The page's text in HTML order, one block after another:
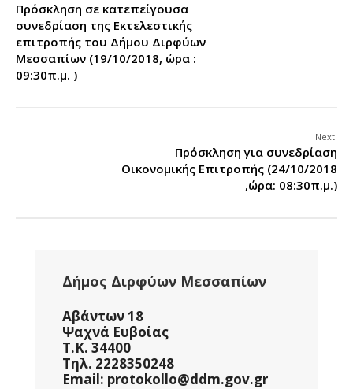
Πρόσκληση σε κατεπείγουσα
συνεδρίαση της Εκτελεστικής
επιτροπής του Δήμου Διρφύων
Μεσσαπίων (19/10/2018, ώρα :
09:30π.μ. )
Next:
Πρόσκληση για συνεδρίαση
Οικονομικής Επιτροπής (24/10/2018
,ώρα: 08:30π.μ.)
Δήμος Διρφύων Μεσσαπίων
Αβάντων 18
Ψαχνά Ευβοίας
Τ.Κ. 34400
Τηλ. 2228350248
Email: protokollo@ddm.gov.gr